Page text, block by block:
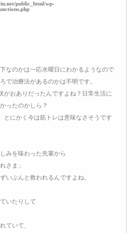
public_html/wp-
なのかは一応水曜日にわかるようなので
で治療法があるのかは不明です。
がおありだったんですよね？日常生活に
ったのかしら？
とにかく今は筋トレは意味なさそうです
みを味わった先輩から
さま」
いぶんと救われるんですよね。
いたりして
ていて、